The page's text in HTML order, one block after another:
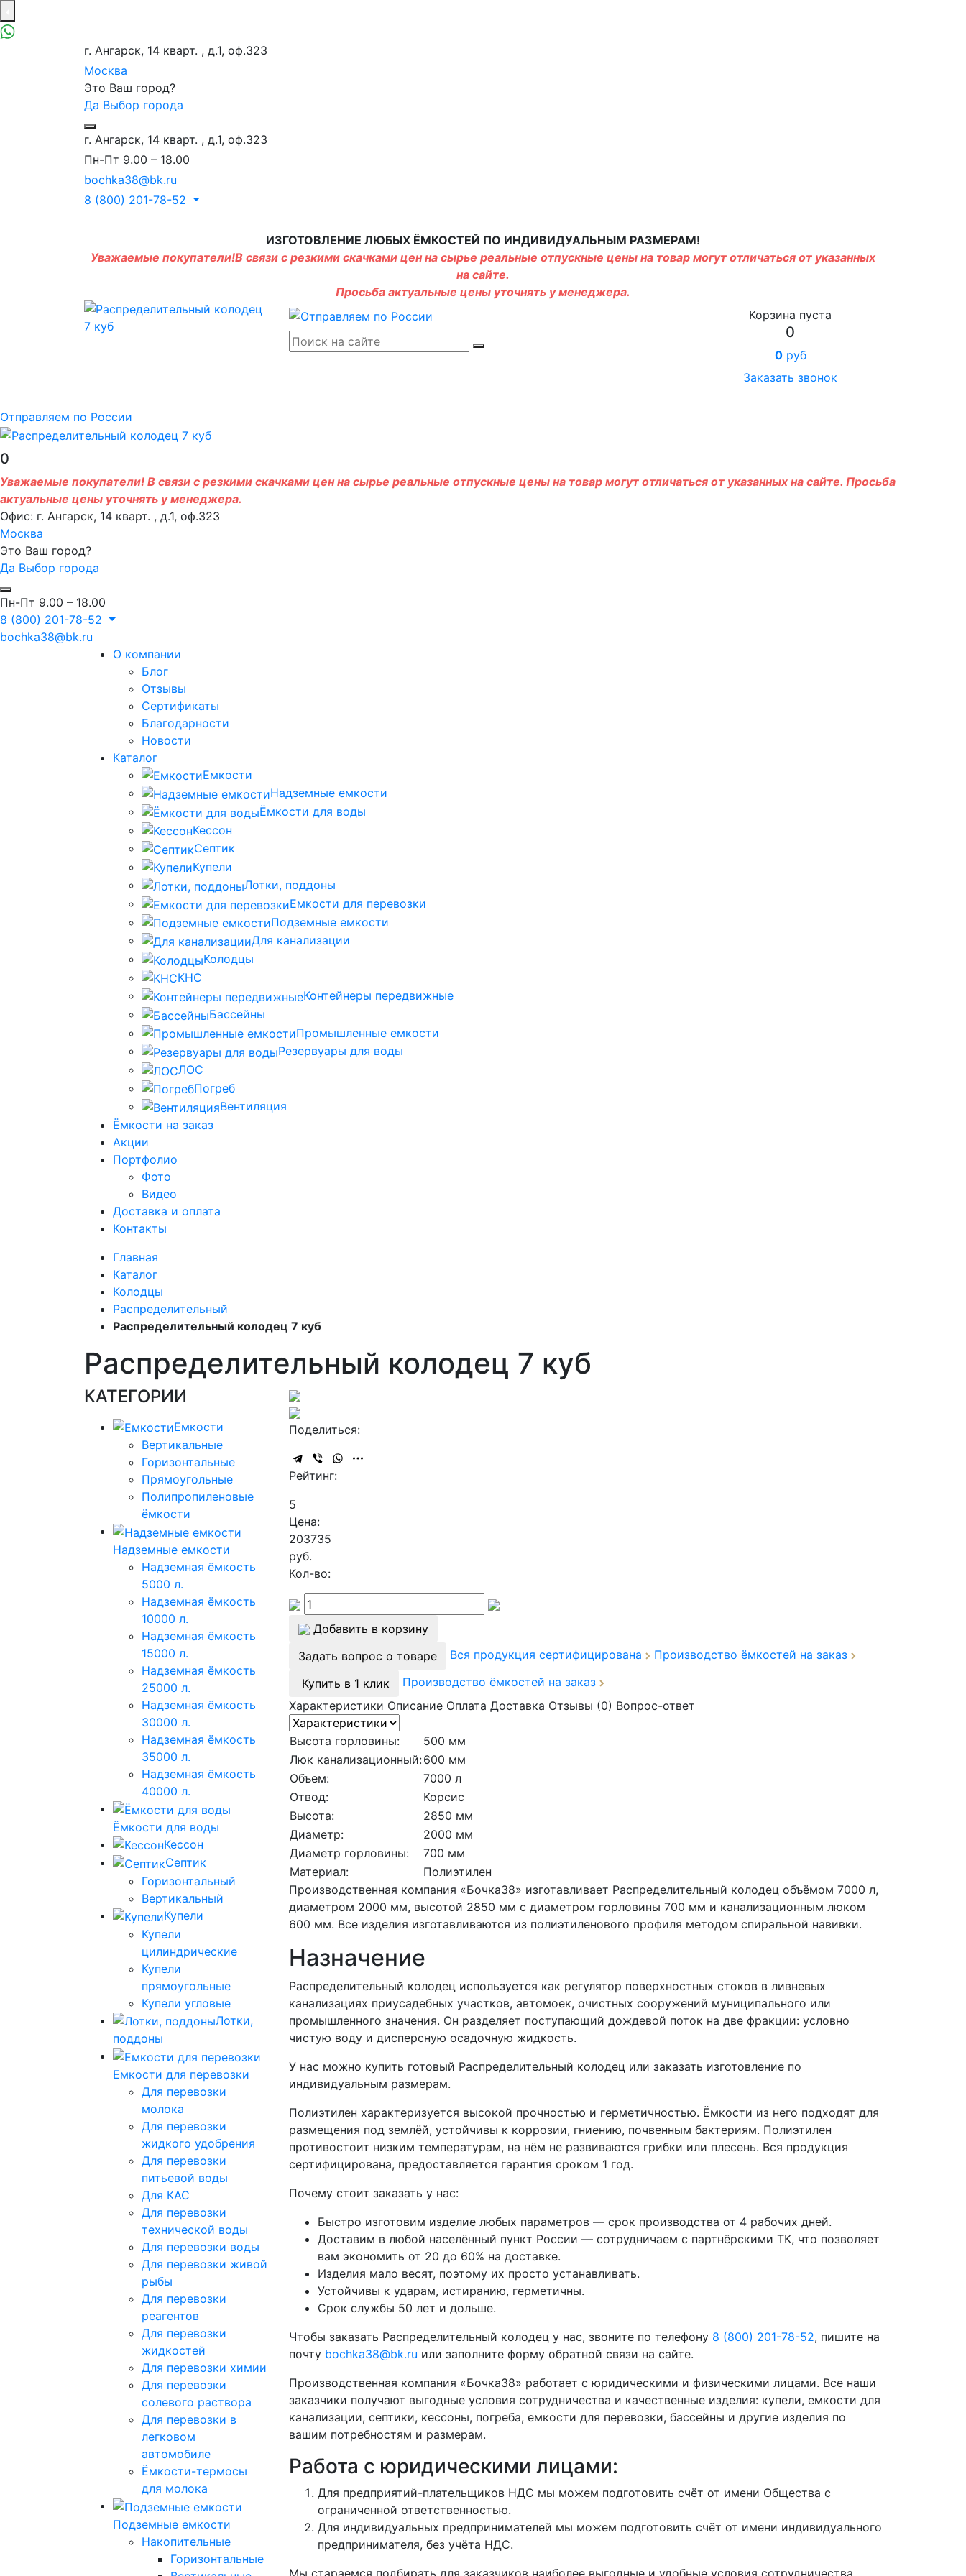
г. Ангарск, 14 кварт. , д.1, оф.323
Москва
Это Ваш город?
Да Выбор города
г. Ангарск, 14 кварт. , д.1, оф.323
Пн-Пт 9.00 – 18.00
bochka38@bk.ru
8 (800) 201-78-52
ИЗГОТОВЛЕНИЕ ЛЮБЫХ ЁМКОСТЕЙ ПО ИНДИВИДУАЛЬНЫМ РАЗМЕРАМ!
Уважаемые покупатели!В связи с резкими скачками цен на сырье реальные отпускные цены на товар могут отличаться от указанных
на сайте.
Просьба актуальные цены уточнять у менеджера.
Корзина пуста
0
0руб
Заказать звонок
Отправляем по России
0
Уважаемые покупатели! В связи с резкими скачками цен на сырье реальные отпускные цены на товар могут отличаться от указанных на сайте. Просьба
актуальные цены уточнять у менеджера.
Офис: г. Ангарск, 14 кварт. , д.1, оф.323
Москва
Это Ваш город?
Да Выбор города
Пн-Пт 9.00 – 18.00
8 (800) 201-78-52
bochka38@bk.ru
О компании
Блог
Отзывы
Сертификаты
Благодарности
Новости
Каталог
Емкости
Надземные емкости
Ёмкости для воды
Кессон
Септик
Купели
Лотки, поддоны
Емкости для перевозки
Подземные емкости
Для канализации
Колодцы
КНС
Контейнеры передвижные
Бассейны
Промышленные емкости
Резервуары для воды
ЛОС
Погреб
Вентиляция
Ёмкости на заказ
Акции
Портфолио
Фото
Видео
Доставка и оплата
Контакты
Главная
Каталог
Колодцы
Распределительный
Распределительный колодец 7 куб
Распределительный колодец 7 куб
КАТЕГОРИИ
Емкости
Вертикальные
Горизонтальные
Прямоугольные
Полипропиленовые
ёмкости
Надземные емкости
Надземная ёмкость
5000 л.
Надземная ёмкость
10000 л.
Надземная ёмкость
15000 л.
Надземная ёмкость
25000 л.
Надземная ёмкость
30000 л.
Надземная ёмкость
35000 л.
Надземная ёмкость
40000 л.
Ёмкости для воды
Кессон
Септик
Горизонтальный
Вертикальный
Купели
Купели
цилиндрические
Купели
прямоугольные
Купели угловые
Лотки,
поддоны
Емкости для перевозки
Для перевозки
молока
Для перевозки
жидкого удобрения
Для перевозки
питьевой воды
Для КАС
Для перевозки
технической воды
Для перевозки воды
Для перевозки живой
рыбы
Для перевозки
реагентов
Для перевозки
жидкостей
Для перевозки химии
Для перевозки
солевого раствора
Для перевозки в
легковом
автомобиле
Ёмкости-термосы
для молока
Подземные емкости
Накопительные
Горизонтальные
Поделиться:
Рейтинг:
5
Цена:
203735
руб.
Кол-во:
Добавить в корзину
Задать вопрос о товаре
Вся продукция сертифицирована
Производство ёмкостей на заказ
Купить в 1 клик
Производство ёмкостей на заказ
Характеристики Описание Оплата Доставка Отзывы (0) Вопрос-ответ
Высота горловины:
500 мм
Люк канализационный:600 мм
Объем:
7000 л
Отвод:
Корсис
Высота:
2850 мм
Диаметр:
2000 мм
Диаметр горловины:
700 мм
Материал:
Полиэтилен
Производственная компания «Бочка38» изготавливает Распределительный колодец объёмом 7000 л,
диаметром 2000 мм, высотой 2850 мм с диаметром горловины 700 мм и канализационным люком
600 мм. Все изделия изготавливаются из полиэтиленового профиля методом спиральной навивки.
Назначение
Распределительный колодец используется как регулятор поверхностных стоков в ливневых
канализациях приусадебных участков, автомоек, очистных сооружений муниципального или
промышленного значения. Он разделяет поступающий дождевой поток на две фракции: условно
чистую воду и дисперсную осадочную жидкость.
У нас можно купить готовый Распределительный колодец или заказать изготовление по
индивидуальным размерам.
Полиэтилен характеризуется высокой прочностью и герметичностью. Ёмкости из него подходят для
размещения под землёй, устойчивы к коррозии, гниению, почвенным бактериям. Полиэтилен
противостоит низким температурам, на нём не развиваются грибки или плесень. Вся продукция
сертифицирована, предоставляется гарантия сроком 1 год.
Почему стоит заказать у нас:
Быстро изготовим изделие любых параметров — срок производства от 4 рабочих дней.
Доставим в любой населённый пункт России — сотрудничаем с партнёрскими ТК, что позволяет
вам экономить от 20 до 60% на доставке.
Изделия мало весят, поэтому их просто устанавливать.
Устойчивы к ударам, истиранию, герметичны.
Срок службы 50 лет и дольше.
Чтобы заказать Распределительный колодец у нас, звоните по телефону 8 (800) 201-78-52, пишите на
почту bochka38@bk.ru или заполните форму обратной связи на сайте.
Производственная компания «Бочка38» работает с юридическими и физическими лицами. Все наши
заказчики получают выгодные условия сотрудничества и качественные изделия: купели, емкости для
канализации, септики, кессоны, погреба, емкости для перевозки, бассейны и другие изделия по
вашим потребностям и размерам.
Работа с юридическими лицами:
Для предприятий-плательщиков НДС мы можем подготовить счёт от имени Общества с
ограниченной ответственностью.
Для индивидуальных предпринимателей мы можем подготовить счёт от имени индивидуального
предпринимателя, без учёта НДС.
Мы стараемся подбирать для заказчиков наиболее выгодные и удобные условия сотрудничества.